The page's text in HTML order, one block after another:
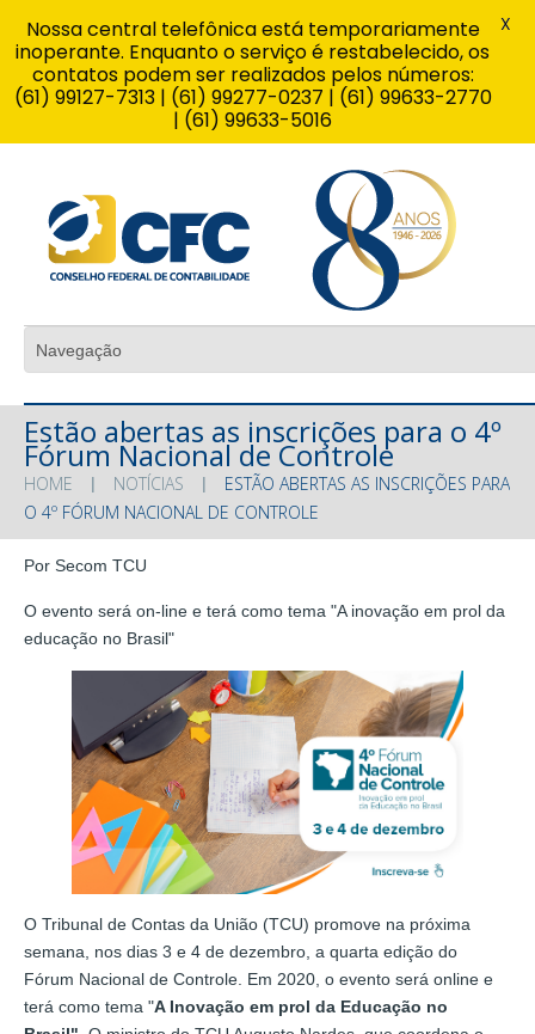
Estão abertas as inscrições para o 4º
Fórum Nacional de Controle
HOME NOTÍCIAS
ESTÃO ABERTAS AS INSCRIÇÕES PARA
O 4º FÓRUM NACIONAL DE CONTROLE
Por Secom TCU
O evento será on-line e terá como tema "A inovação em prol da
educação no Brasil"
O Tribunal de Contas da União (TCU) promove na próxima
semana, nos dias 3 e 4 de dezembro, a quarta edição do
Fórum Nacional de Controle. Em 2020, o evento será online e
terá como tema "A Inovação em prol da Educação no
Nossa central telefônica está temporariamente
inoperante. Enquanto o serviço é restabelecido, os
contatos podem ser realizados pelos números:
(61) 99127-7313 | (61) 99277-0237 | (61) 99633-2770
| (61) 99633-5016
X